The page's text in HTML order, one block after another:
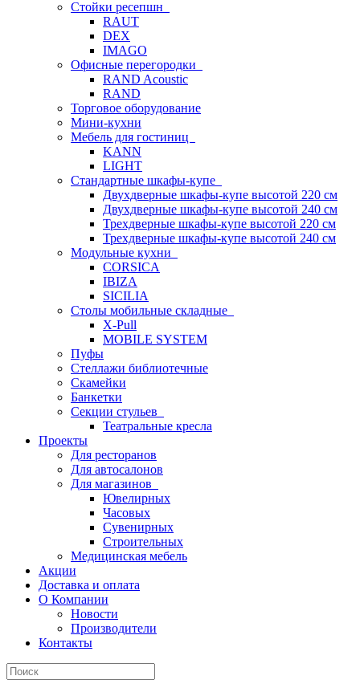
Стойки ресепшн
RAUT
DEX
IMAGO
Офисные перегородки
RAND Acoustic
RAND
Торговое оборудование
Мини-кухни
Мебель для гостиниц
KANN
LIGHT
Стандартные шкафы-купе
Двухдверные шкафы-купе высотой 220 см
Двухдверные шкафы-купе высотой 240 см
Трехдверные шкафы-купе высотой 220 см
Трехдверные шкафы-купе высотой 240 см
Модульные кухни
CORSICA
IBIZA
SICILIA
Столы мобильные складные
X-Pull
MOBILE SYSTEM
Пуфы
Стеллажи библиотечные
Скамейки
Банкетки
Секции стульев
Театральные кресла
Проекты
Для ресторанов
Для автосалонов
Для магазинов
Ювелирных
Часовых
Сувенирных
Строительных
Медицинская мебель
Акции
Доставка и оплата
О Компании
Новости
Производители
Контакты